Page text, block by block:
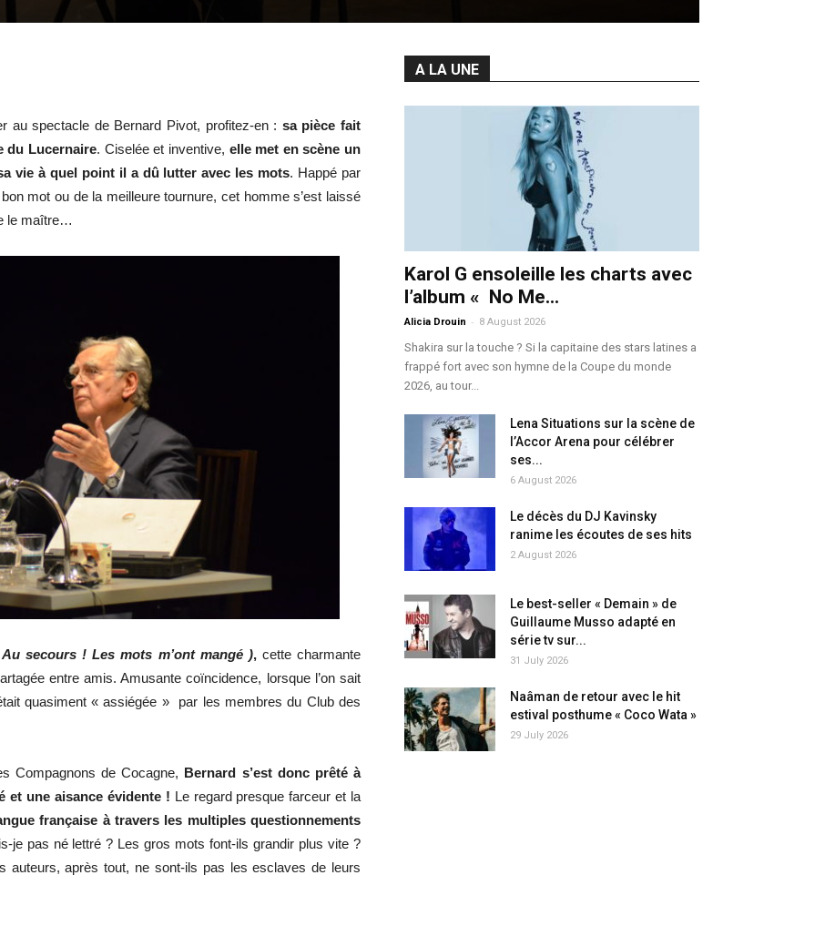
au spectacle de Bernard Pivot, profitez-en : sa pièce fait
du Lucernaire. Ciselée et inventive, elle met en scène un
vie à quel point il a dû lutter avec les mots. Happé par
mot ou de la meilleure tournure, cet homme s’est laissé
le maître…
Au secours ! Les mots m’ont mangé ),cette charmante
entre amis. Amusante coïncidence, lorsque l’on sait
quasiment « assiégée » par les membres du Club des
Compagnons de Cocagne, Bernard s’est donc prêté à
et une aisance évidente ! Le regard presque farceur et la
française à travers les multiples questionnements
je pas né lettré ? Les gros mots font-ils grandir plus vite ?
auteurs, après tout, ne sont-ils pas les esclaves de leurs
A LA UNE
Karol G ensoleille les charts avec
l’album « No Me...
Alicia Drouin - 8 August 2026
Shakira sur la touche ? Si la capitaine des stars latines a
frappé fort avec son hymne de la Coupe du monde
2026, au tour...
Lena Situations sur la scène de
l’Accor Arena pour célébrer
ses...
6 August 2026
Le décès du DJ Kavinsky
ranime les écoutes de ses hits
2 August 2026
Le best-seller « Demain » de
Guillaume Musso adapté en
série tv sur...
31 July 2026
Naâman de retour avec le hit
estival posthume « Coco Wata »
29 July 2026